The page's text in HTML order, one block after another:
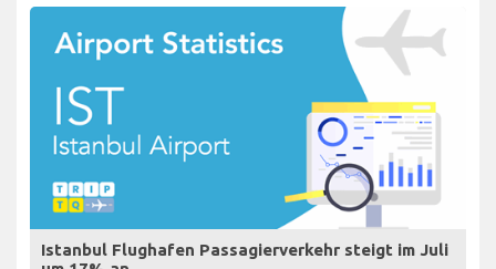
Istanbul Flughafen Passagierverkehr steigt im Juli